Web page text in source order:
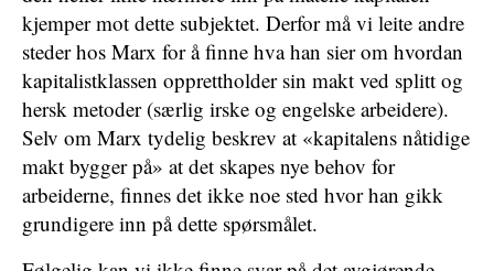
kjemper mot dette subjektet. Derfor må vi leite andre
steder hos Marx for å finne hva han sier om hvordan
kapitalistklassen opprettholder sin makt ved splitt og
hersk metoder (særlig irske og engelske arbeidere).
Selv om Marx tydelig beskrev at «kapitalens nåtidige
makt bygger på» at det skapes nye behov for
arbeiderne, finnes det ikke noe sted hvor han gikk
grundigere inn på dette spørsmålet.